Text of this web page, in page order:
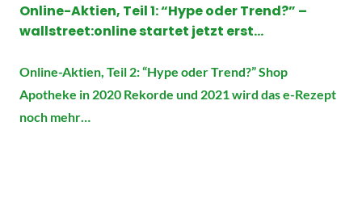
Online-Aktien, Teil 1: “Hype oder Trend?” –
wallstreet:online startet jetzt erst…
Online-Aktien, Teil 2: “Hype oder Trend?” Shop
Apotheke in 2020 Rekorde und 2021 wird das e-Rezept
noch mehr…